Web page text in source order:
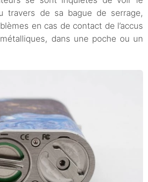
travers de sa bague de serrage,
en cas de contact de l’accus
dans une poche ou un